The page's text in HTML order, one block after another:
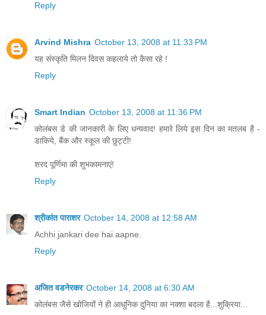
Reply
Arvind Mishra October 13, 2008 at 11:33 PM
यह संस्कृति मिलन दिवस कहलाये तो कैसा रहे !
Reply
Smart Indian October 13, 2008 at 11:36 PM
कोलंबस डे की जानकारी के लिए धन्यवाद! हमारे लिये इस दिन का मतलब है -
डाकिये, बैंक और स्कूल की छुट्टी!
शरद पूर्णिमा की शुभकामनाएं!
Reply
श्रीकांत पाराशर October 14, 2008 at 12:58 AM
Achhi jankari dee hai aapne.
Reply
अजित वडनेरकर October 14, 2008 at 6:30 AM
कोलंबस जैसे खोजियों ने ही आधुनिक दुनिया का नक्शा बदला है...शुक्रिया...